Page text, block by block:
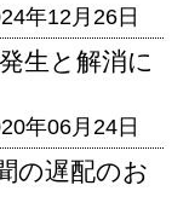
年12月26日
生と解消に
年06月24日
の遅配のお